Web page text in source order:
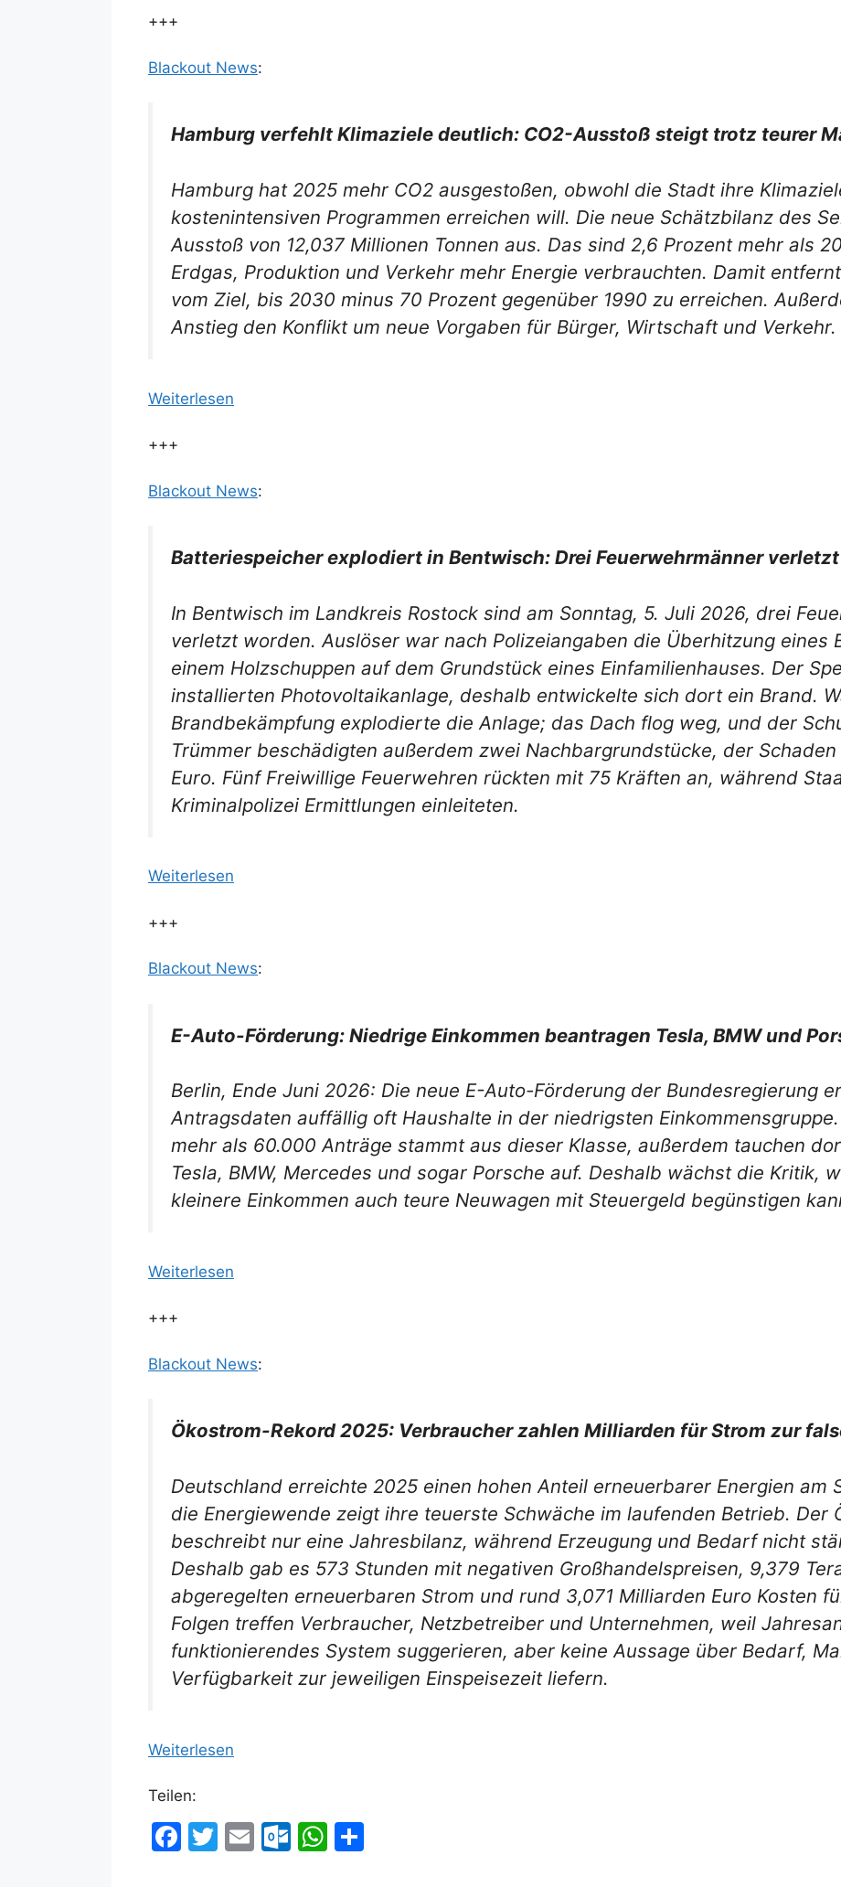
+++
Blackout News:
Hamburg verfehlt Klimaziele deutlich: CO2-Ausstoß steigt trotz teurer
Hamburg hat 2025 mehr CO2 ausgestoßen, obwohl die Stadt ihre
kostenintensiven Programmen erreichen will. Die neue Schätzbilanz des
Ausstoß von 12,037 Millionen Tonnen aus. Das sind 2,6 Prozent mehr als
Erdgas, Produktion und Verkehr mehr Energie verbrauchten. Damit
vom Ziel, bis 2030 minus 70 Prozent gegenüber 1990 zu erreichen.
Anstieg den Konflikt um neue Vorgaben für Bürger, Wirtschaft und Verkehr.
Weiterlesen
+++
Blackout News:
Batteriespeicher explodiert in Bentwisch: Drei Feuerwehrmänner verletzt
In Bentwisch im Landkreis Rostock sind am Sonntag, 5. Juli 2026, drei
verletzt worden. Auslöser war nach Polizeiangaben die Überhitzung eines
einem Holzschuppen auf dem Grundstück eines Einfamilienhauses. Der
installierten Photovoltaikanlage, deshalb entwickelte sich dort ein Brand.
Brandbekämpfung explodierte die Anlage; das Dach flog weg, und der
Trümmer beschädigten außerdem zwei Nachbargrundstücke, der
Euro. Fünf Freiwillige Feuerwehren rückten mit 75 Kräften an, während
Kriminalpolizei Ermittlungen einleiteten.
Weiterlesen
+++
Blackout News:
E-Auto-Förderung: Niedrige Einkommen beantragen Tesla, BMW und
Berlin, Ende Juni 2026: Die neue E-Auto-Förderung der Bundesregierung
Antragsdaten auffällig oft Haushalte in der niedrigsten
mehr als 60.000 Anträge stammt aus dieser Klasse, außerdem tauchen
Tesla, BMW, Mercedes und sogar Porsche auf. Deshalb wächst die Kritik,
kleinere Einkommen auch teure Neuwagen mit Steuergeld begünstigen
Weiterlesen
+++
Blackout News:
Ökostrom-Rekord 2025: Verbraucher zahlen Milliarden für Strom zur
Deutschland erreichte 2025 einen hohen Anteil erneuerbarer Energien am
die Energiewende zeigt ihre teuerste Schwäche im laufenden Betrieb. Der
beschreibt nur eine Jahresbilanz, während Erzeugung und Bedarf nicht
Deshalb gab es 573 Stunden mit negativen Großhandelspreisen, 9,379
abgeregelten erneuerbaren Strom und rund 3,071 Milliarden Euro Kosten
Folgen treffen Verbraucher, Netzbetreiber und Unternehmen, weil
funktionierendes System suggerieren, aber keine Aussage über Bedarf,
Verfügbarkeit zur jeweiligen Einspeisezeit liefern.
Weiterlesen
Teilen:
F
T
E
O
W